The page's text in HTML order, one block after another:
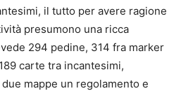
il tutto per avere ragione
presumono una ricca
294 pedine, 314 fra marker
carte tra incantesimi,
mappe un regolamento e